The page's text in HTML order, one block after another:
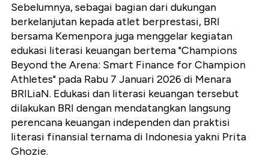
Sebelumnya, sebagai bagian dari dukungan
berkelanjutan kepada atlet berprestasi, BRI
bersama Kemenpora juga menggelar kegiatan
edukasi literasi keuangan bertema "Champions
Beyond the Arena: Smart Finance for Champion
Athletes" pada Rabu 7 Januari 2026 di Menara
BRILiaN. Edukasi dan literasi keuangan tersebut
dilakukan BRI dengan mendatangkan langsung
perencana keuangan independen dan praktisi
literasi finansial ternama di Indonesia yakni Prita
Ghozie.